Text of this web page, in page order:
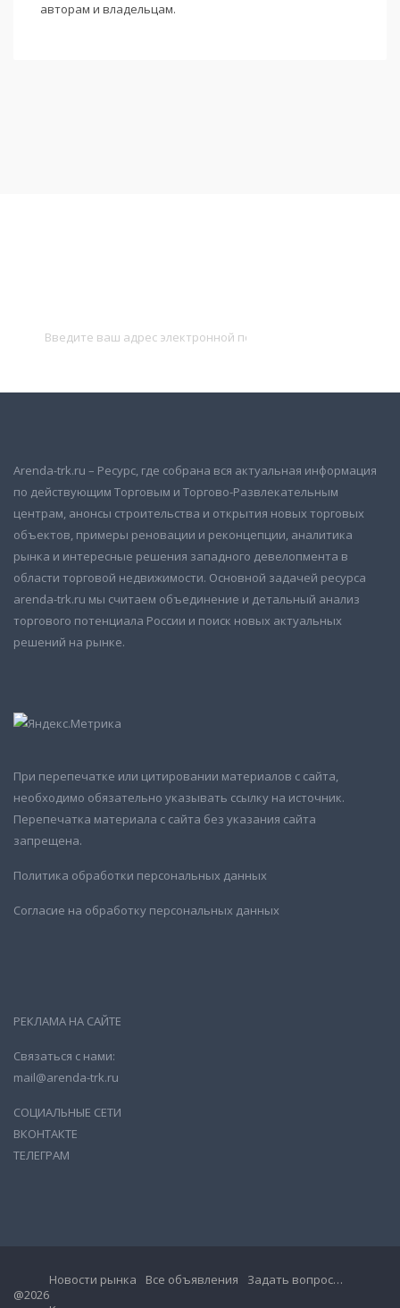
авторам и владельцам.
Arenda-trk.ru – Ресурс, где собрана вся актуальная информация
по действующим Торговым и Торгово-Развлекательным
центрам, анонсы строительства и открытия новых торговых
объектов, примеры реновации и реконцепции, аналитика
рынка и интересные решения западного девелопмента в
области торговой недвижимости. Основной задачей ресурса
arenda-trk.ru мы считаем объединение и детальный анализ
торгового потенциала России и поиск новых актуальных
решений на рынке.
При перепечатке или цитировании материалов с сайта,
необходимо обязательно указывать ссылку на источник.
Перепечатка материала с сайта без указания сайта
запрещена.
Политика обработки персональных данных
Согласие на обработку персональных данных
РЕКЛАМА НА САЙТЕ
Связаться с нами:
mail@arenda-trk.ru
СОЦИАЛЬНЫЕ СЕТИ
ВКОНТАКТЕ
ТЕЛЕГРАМ
@2026
Новости рынка Все объявления
Задать вопрос…